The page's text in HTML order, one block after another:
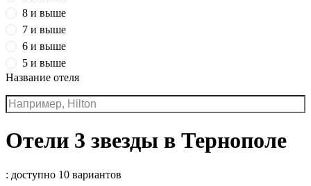
8 и выше
7 и выше
6 и выше
5 и выше
Название отеля
Отели 3 звезды в Тернополе
: доступно 10 вариантов